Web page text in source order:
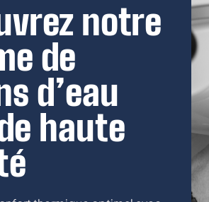
notre
de
d’eau
haute